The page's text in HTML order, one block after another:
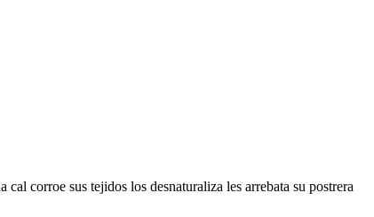
corroe sus tejidos los desnaturaliza les arrebata su postrera